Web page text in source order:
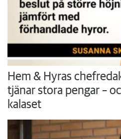
Hem & Hyras
tjänar stora pengar –
kalaset